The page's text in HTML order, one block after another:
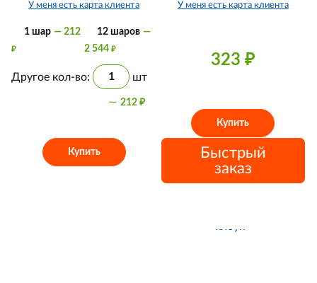
У меня есть карта клиента
1 шар — 212
₽
12 шаров —
2 544 ₽
Другое кол-во: шт
— 212 ₽
Купить
У меня есть карта клиента
323₽
Купить
Быстрый
заказ